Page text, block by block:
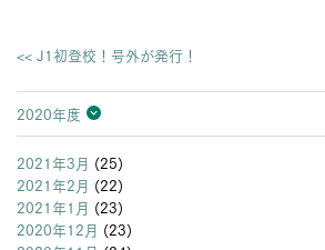
<< J1初登校！号外が発行！
2020年度
2026年度
2025年度
2024年度
2023年度
2022年度
2021年度
2020年度
2019年度
2018年度
2017年度
2016年度
2015年度
2014年度
2013年度
2021年3月 (25)
2021年2月 (22)
2021年1月 (23)
2020年12月 (23)